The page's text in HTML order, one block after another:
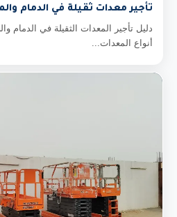
تأجير معدات ثقيلة في الدمام
دليل تأجير المعدات الثقيلة في الدمام
أنواع المعدات...